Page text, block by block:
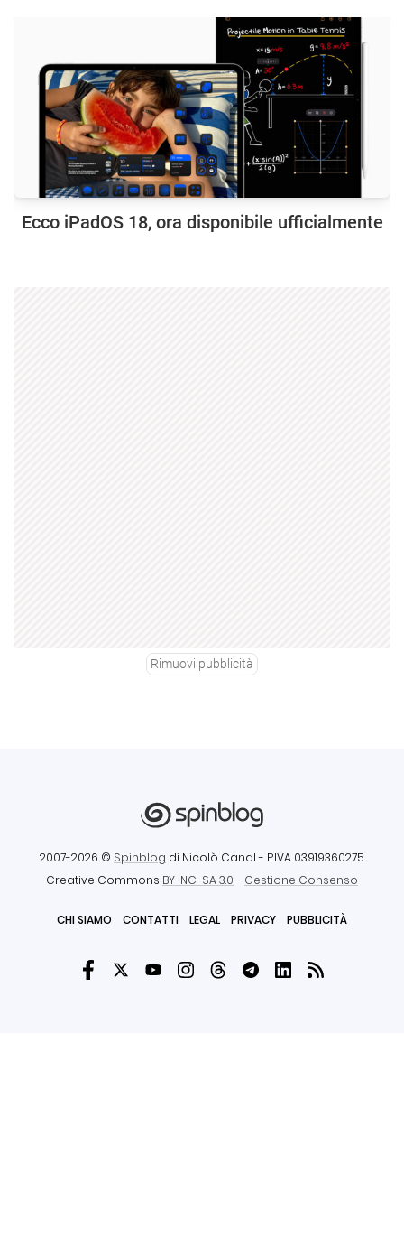
Ecco iPadOS 18, ora disponibile ufficialmente
Rimuovi pubblicità
2007-2026 © Spinblog di Nicolò Canal - P.IVA 03919360275
Creative Commons BY-NC-SA 3.0- Gestione Consenso
CHI SIAMO CONTATTI LEGAL PRIVACY PUBBLICITÀ